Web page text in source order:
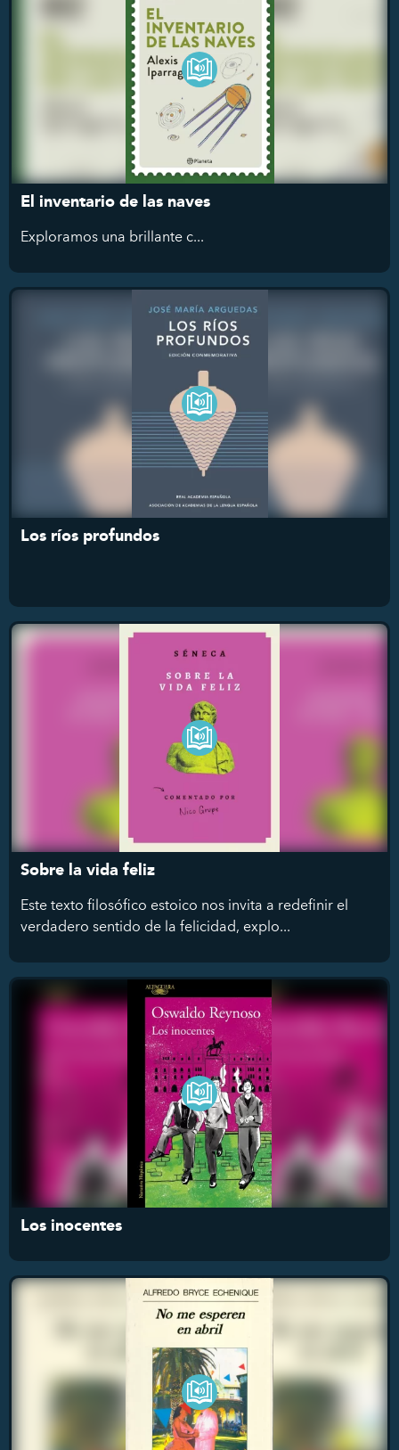
El inventario de las naves
Exploramosuna brillante c...
Los ríos profundos
Sobre la vida feliz
Este texto filosófico estoico nos invita a redefinir el
verdadero sentido de la felicidad, explo...
Los inocentes